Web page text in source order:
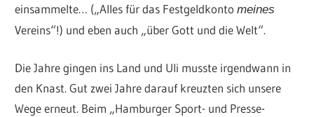
einsammelte… („Alles für das Festgeldkontomeines
Vereins“!) und eben auch „über Gott und die Welt“.
Die Jahre gingen ins Land und Uli musste irgendwann in
den Knast. Gut zwei Jahre darauf kreuzten sich unsere
Wege erneut. Beim „Hamburger Sport- und Presse-